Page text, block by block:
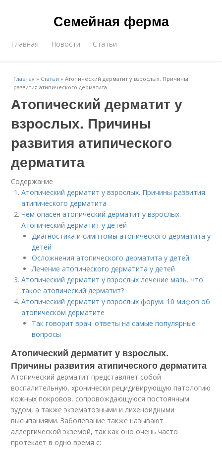
Семейная ферма
Главная Новости Статьи
Главная » Статьи »Атопический дерматит у взрослых. Причины
развития атипического дерматита
Атопический дерматит у
взрослых. Причины
развития атипического
дерматита
Содержание
Атопический дерматит у взрослых. Причины развития
атипического дерматита
Чем опасен атопический дерматит у взрослых.
Атопический дерматит у детей
Диагностика и симптомы атопического дерматита у
детей
Осложнения атопического дерматита у детей
Лечение атопического дерматита у детей
Атопический дерматит у взрослых лечение мазь. Что
такое атопический дерматит?
Атопический дерматит у взрослых форум. 10 мифов об
атопическом дерматите
Так говорит врач: ответы на самые популярные
вопросы
Атопический дерматит у взрослых.
Причины развития атипического дерматита
Атопический дерматит представляет собой
воспалительную, хронически рецидивирующую патологию
кожных покровов, сопровождающуюся постоянным
зудом, а также экзематозными и лихеноидными
высыпаниями. Заболевание также называют
аллергической экземой, так как оно очень часто
протекает в одно время с: